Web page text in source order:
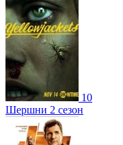
10
Шершни 2 сезон